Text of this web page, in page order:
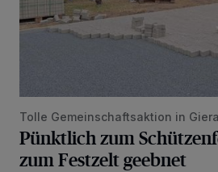
Tolle Gemeinschaftsaktion in
Pünktlich zum
zum Festzelt geebnet